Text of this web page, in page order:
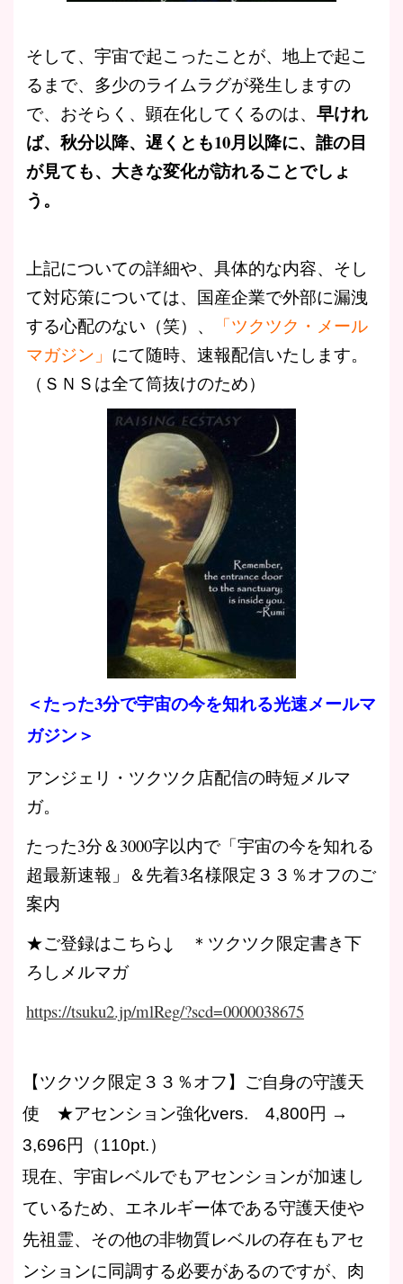
そして、宇宙で起こったことが、地上で起こ
るまで、多少のライムラグが発生しますの
で、おそらく、顕在化してくるのは、 早けれ
ば、秋分以降、遅くとも10月以降に、誰の目
が見ても、大きな変化が訪れることでしょ
う。
上記についての詳細や、具体的な内容、そし
て対応策については、国産企業で外部に漏洩
する心配のない（笑）、
「ツクツク・メール
マガジン」 にて随時、速報配信いたします。
（ＳＮＳは全て筒抜けのため）
＜たった3分で宇宙の今を知れる光速メールマ
ガジン＞
アンジェリ・ツクツク店配信の時短メルマ
ガ。
たった3分＆3000字以内で「宇宙の今を知れる
超最新速報」＆先着3名様限定３３％オフのご
案内
★ご登録はこちら↓ ＊ツクツク限定書き下
ろしメルマガ
https://tsuku2.jp/mlReg/?scd=0000038675
【ツクツク限定３３％オフ】ご自身の守護天
使 ★アセンション強化vers. 4,800円 →
3,696円（110pt.）
現在、宇宙レベルでもアセンションが加速し
ているため、エネルギー体である守護天使や
先祖霊、その他の非物質レベルの存在もアセ
ンションに同調する必要があるのですが、肉